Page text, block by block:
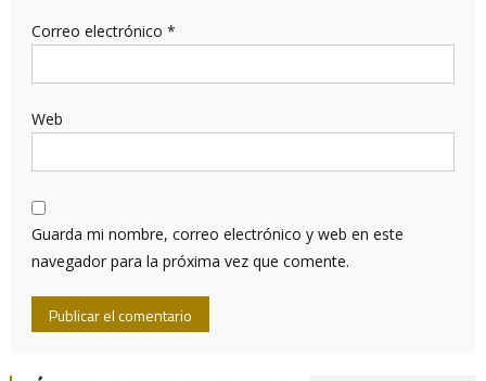
Correo electrónico *
Web
Guarda mi nombre, correo electrónico y web en este
navegador para la próxima vez que comente.